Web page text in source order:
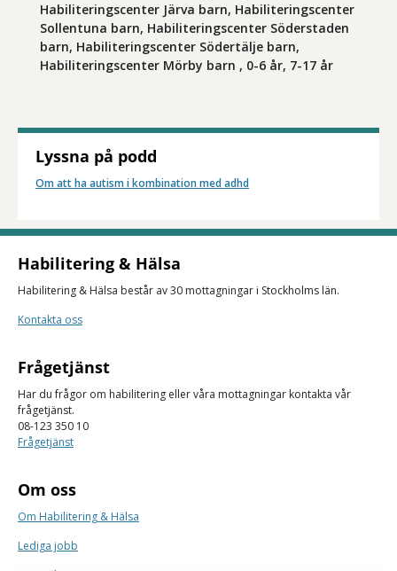
Habiliteringscenter Järva barn, Habiliteringscenter
Sollentuna barn, Habiliteringscenter Söderstaden
barn, Habiliteringscenter Södertälje barn,
Habiliteringscenter Mörby barn , 0-6 år, 7-17 år
Lyssna på podd
Om att ha autism i kombination med adhd
Habilitering & Hälsa
Habilitering & Hälsa består av 30 mottagningar i Stockholms län.
Kontakta oss
Frågetjänst
Har du frågor om habilitering eller våra mottagningar kontakta vår
frågetjänst.
08-123 350 10
Frågetjänst
Om oss
Om Habilitering & Hälsa
Lediga jobb